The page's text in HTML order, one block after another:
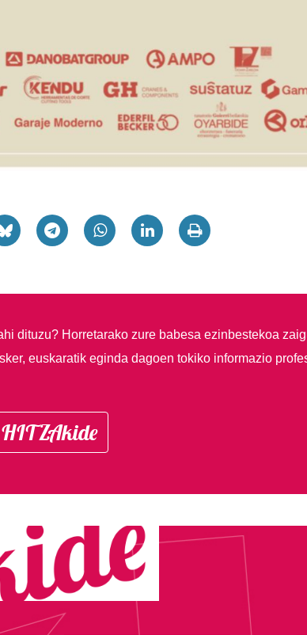
dituzu? Horretarako zure babesa ezinbestekoa
euskaratik eginda dagoen tokiko informazio